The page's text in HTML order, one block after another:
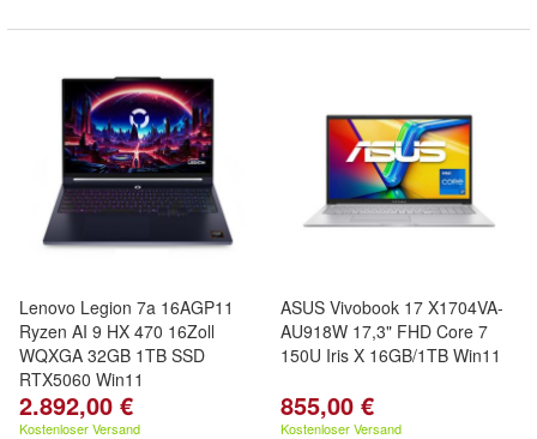
Lenovo Legion 7a 16AGP11
Ryzen AI 9 HX 470 16Zoll
WQXGA 32GB 1TB SSD
RTX5060 Win11
2.892,00 €
Kostenloser Versand
ASUS Vivobook 17 X1704VA-
AU918W 17,3" FHD Core 7
150U Iris X 16GB/1TB Win11
855,00 €
Kostenloser Versand